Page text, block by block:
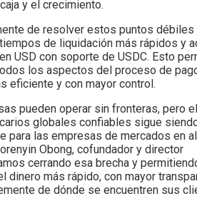
y el crecimiento.
de resolver estos puntos débiles
de liquidación más rápidos y
USD con soporte de USDC. Esto
los aspectos del proceso de
eficiente y con mayor control.
pueden operar sin fronteras, pero el
globales confiables sigue
para las empresas de mercados en
Obong, cofundador y director
cerrando esa brecha y
dinero más rápido, con mayor
de dónde se encuentren sus